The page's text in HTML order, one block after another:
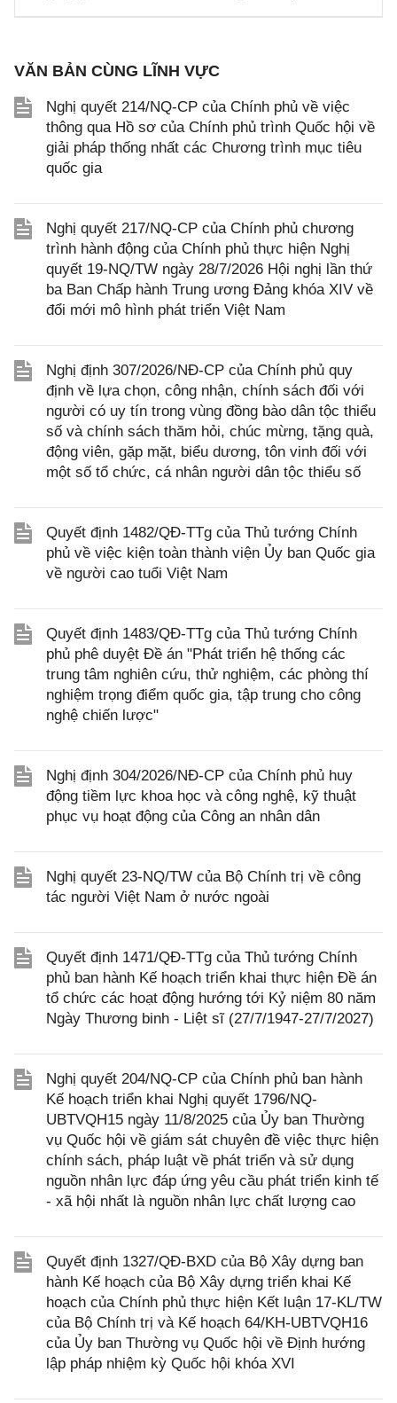
VĂN BẢN CÙNG LĨNH VỰC
Nghị quyết 214/NQ-CP của Chính phủ về việc
thông qua Hồ sơ của Chính phủ trình Quốc hội về
giải pháp thống nhất các Chương trình mục tiêu
quốc gia
Nghị quyết 217/NQ-CP của Chính phủ chương
trình hành động của Chính phủ thực hiện Nghị
quyết 19-NQ/TW ngày 28/7/2026 Hội nghị lần thứ
ba Ban Chấp hành Trung ương Đảng khóa XIV về
đổi mới mô hình phát triển Việt Nam
Nghị định 307/2026/NĐ-CP của Chính phủ quy
định về lựa chọn, công nhận, chính sách đối với
người có uy tín trong vùng đồng bào dân tộc thiểu
số và chính sách thăm hỏi, chúc mừng, tặng quà,
động viên, gặp mặt, biểu dương, tôn vinh đối với
một số tổ chức, cá nhân người dân tộc thiểu số
Quyết định 1482/QĐ-TTg của Thủ tướng Chính
phủ về việc kiện toàn thành viện Ủy ban Quốc gia
về người cao tuổi Việt Nam
Quyết định 1483/QĐ-TTg của Thủ tướng Chính
phủ phê duyệt Đề án "Phát triển hệ thống các
trung tâm nghiên cứu, thử nghiệm, các phòng thí
nghiệm trọng điểm quốc gia, tập trung cho công
nghệ chiến lược"
Nghị định 304/2026/NĐ-CP của Chính phủ huy
động tiềm lực khoa học và công nghệ, kỹ thuật
phục vụ hoạt động của Công an nhân dân
Nghị quyết 23-NQ/TW của Bộ Chính trị về công
tác người Việt Nam ở nước ngoài
Quyết định 1471/QĐ-TTg của Thủ tướng Chính
phủ ban hành Kế hoạch triển khai thực hiện Đề án
tổ chức các hoạt động hướng tới Kỷ niệm 80 năm
Ngày Thương binh - Liệt sĩ (27/7/1947-27/7/2027)
Nghị quyết 204/NQ-CP của Chính phủ ban hành
Kế hoạch triển khai Nghị quyết 1796/NQ-
UBTVQH15 ngày 11/8/2025 của Ủy ban Thường
vụ Quốc hội về giám sát chuyên đề việc thực hiện
chính sách, pháp luật về phát triển và sử dụng
nguồn nhân lực đáp ứng yêu cầu phát triển kinh tế
- xã hội nhất là nguồn nhân lực chất lượng cao
Quyết định 1327/QĐ-BXD của Bộ Xây dựng ban
hành Kế hoạch của Bộ Xây dựng triển khai Kế
hoạch của Chính phủ thực hiện Kết luận 17-KL/TW
của Bộ Chính trị và Kế hoạch 64/KH-UBTVQH16
của Ủy ban Thường vụ Quốc hội về Định hướng
lập pháp nhiệm kỳ Quốc hội khóa XVI